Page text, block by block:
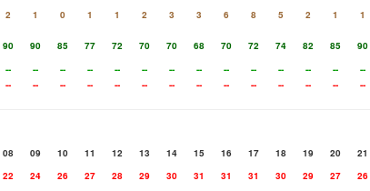
2 1 0 1 1 2 3 3 6 8 5 2 1 1
90 90 85 77 72 70 70 68 70 72 74 82 85 90
-- -- -- -- -- -- -- -- -- -- -- -- -- --
-- -- -- -- -- -- -- -- -- -- -- -- -- --
08 09 10 11 12 13 14 15 16 17 18 19 20 21
22 24 26 27 28 29 30 31 31 31 30 29 27 26